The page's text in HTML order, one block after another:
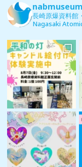
nabmuseum
長崎原爆資料館
Nagasaki